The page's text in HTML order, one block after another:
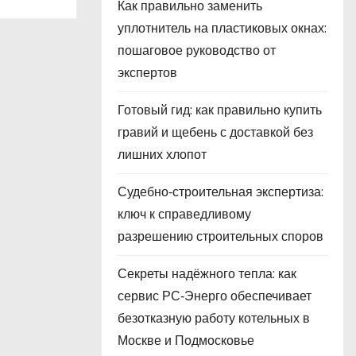
Как правильно заменить
уплотнитель на пластиковых окнах:
пошаговое руководство от
экспертов
Готовый гид: как правильно купить
гравий и щебень с доставкой без
лишних хлопот
Судебно‑строительная экспертиза:
ключ к справедливому
разрешению строительных споров
Секреты надёжного тепла: как
сервис РС‑Энерго обеспечивает
безотказную работу котельных в
Москве и Подмосковье